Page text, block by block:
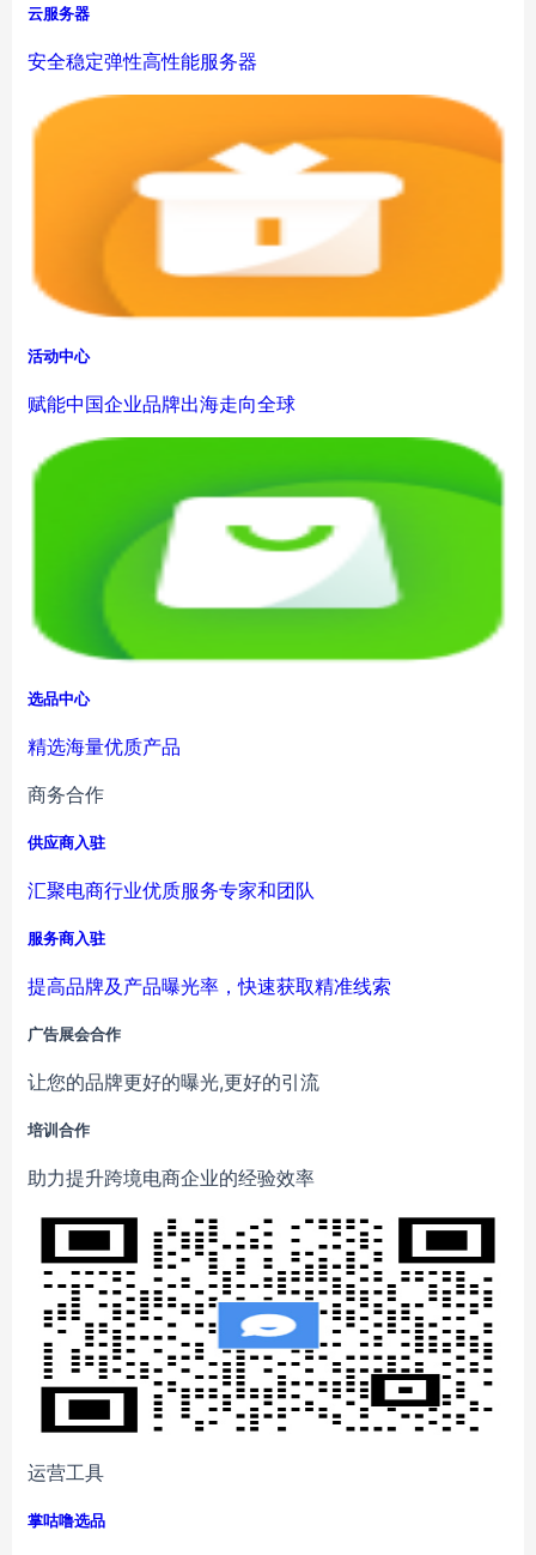
云服务器
安全稳定弹性高性能服务器
活动中心
赋能中国企业品牌出海走向全球
选品中心
精选海量优质产品
商务合作
供应商入驻
汇聚电商行业优质服务专家和团队
服务商入驻
提高品牌及产品曝光率，快速获取精准线索
广告展会合作
让您的品牌更好的曝光,更好的引流
培训合作
助力提升跨境电商企业的经验效率
运营工具
掌咕噜选品